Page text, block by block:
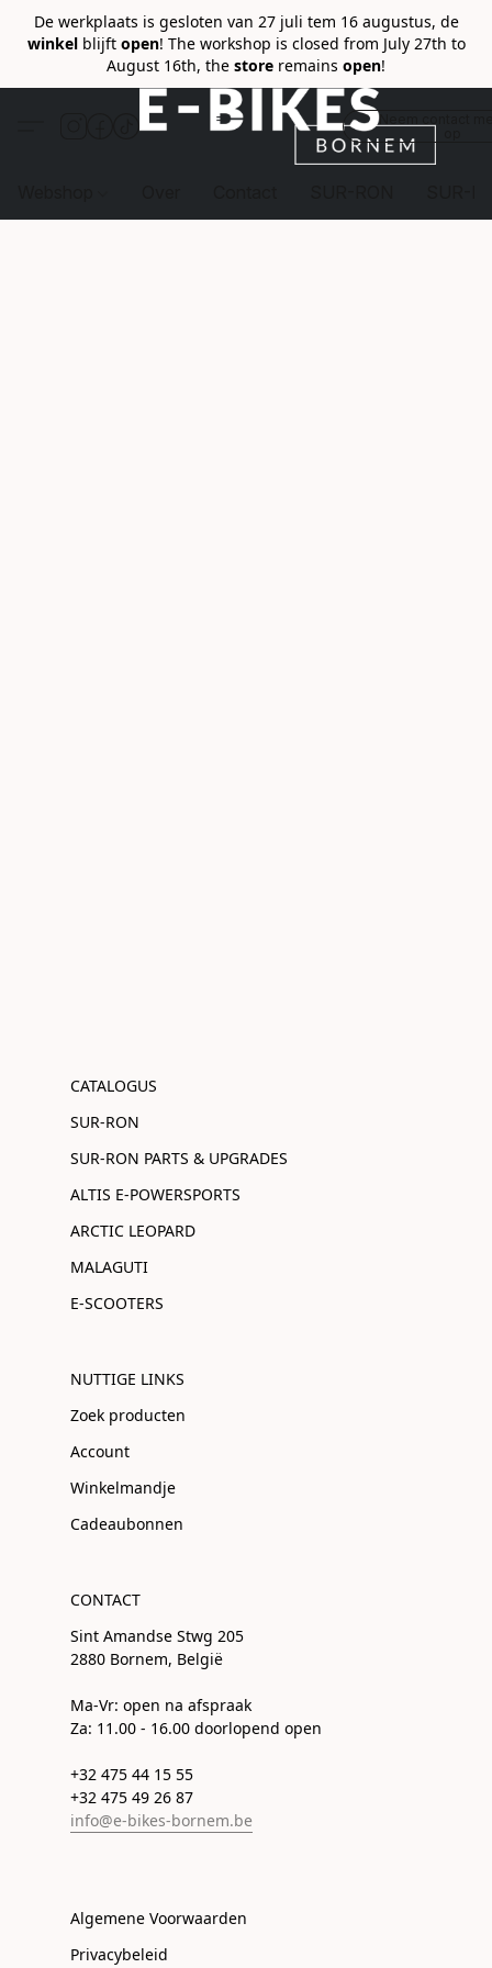
De werkplaats is gesloten van 27 juli tem 16 augustus, de
winkelblijft open! The workshop is closed from July 27th to
August 16th, the store remains open!
Neem contact
CATALOGUS
SUR-RON
SUR-RON PARTS & UPGRADES
ALTIS E-POWERSPORTS
ARCTIC LEOPARD
MALAGUTI
E-SCOOTERS
NUTTIGE LINKS
Zoek producten
Account
Winkelmandje
Cadeaubonnen
CONTACT
Sint Amandse Stwg 205
2880 Bornem, België
Ma-Vr: open na afspraak
Za: 11.00 - 16.00 doorlopend open
+32 475 44 15 55
+32 475 49 26 87
info@e-bikes-bornem.be
Algemene Voorwaarden
Privacybeleid